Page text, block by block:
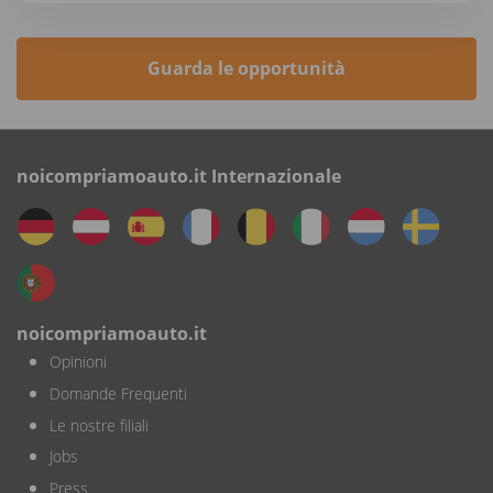
Guarda le opportunità
noicompriamoauto.it Internazionale
noicompriamoauto.it
Opinioni
Domande Frequenti
Le nostre filiali
Jobs
Press